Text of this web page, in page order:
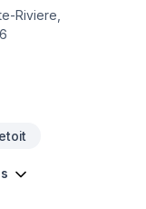
Riviere,